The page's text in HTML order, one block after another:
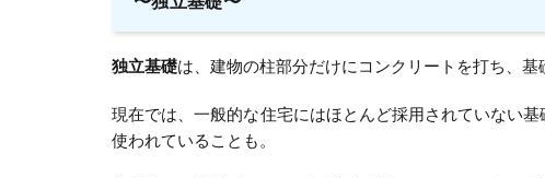
独立基礎は、建物の柱部分だけにコンクリートを打ち、
現在では、一般的な住宅にはほとんど採用されていない基
使われていることも。